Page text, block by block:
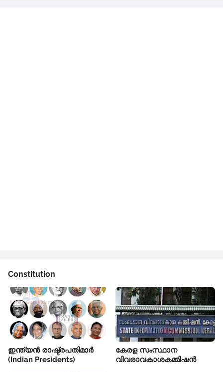
Constitution
ഇന്ത്യൻ രാഷ്ട്രപതിമാർ
(Indian Presidents)
കേരള സംസ്ഥാന
വിവരാവകാശകമ്മിഷൻ